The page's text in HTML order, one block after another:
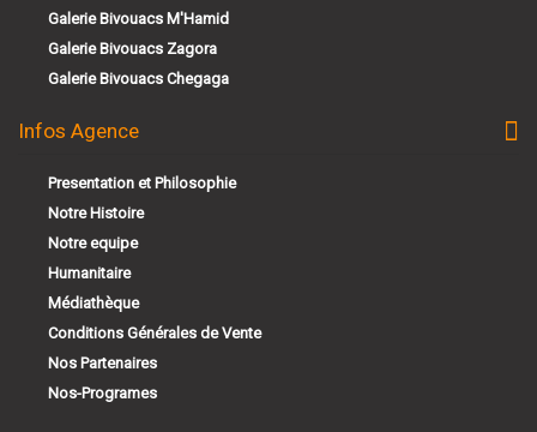
Galerie Bivouacs M'Hamid
Galerie Bivouacs Zagora
Galerie Bivouacs Chegaga
Infos Agence
Presentation et Philosophie
Notre Histoire
Notre equipe
Humanitaire
Médiathèque
Conditions Générales de Vente
Nos Partenaires
Nos-Programes